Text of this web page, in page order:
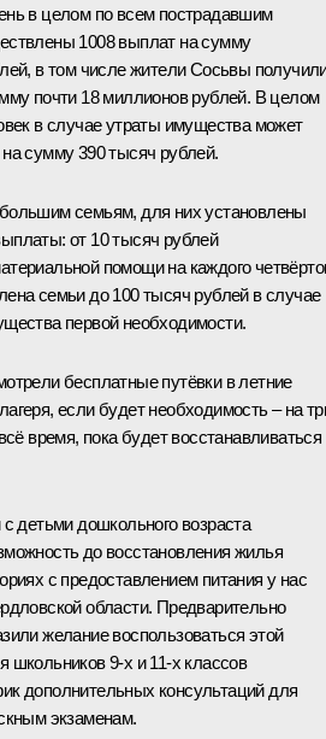
в целом по всем пострадавшим
1008 выплат на сумму
в том числе жители Сосьвы
почти 18 миллионов рублей. В целом
в случае утраты имущества может
сумму 390 тысяч рублей.
семьям, для них установлены
от 10 тысяч рублей
помощи на каждого
семьи до 100 тысяч рублей в случае
первой необходимости.
бесплатные путёвки в летние
если будет необходимость ‒ на
время, пока будет восстанавливаться
детьми дошкольного возраста
до восстановления жилья
с предоставлением питания у нас
области. Предварительно
желание воспользоваться этой
школьников 9-х и 11-х классов
дополнительных консультаций для
экзаменам.